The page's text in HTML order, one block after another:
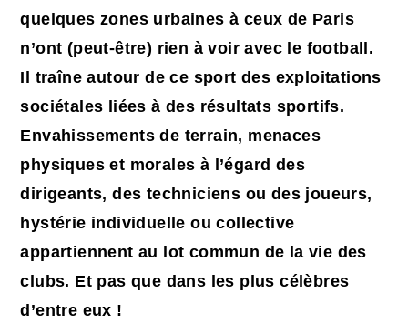
quelques zones urbaines à ceux de Paris
n’ont (peut-être) rien à voir avec le football.
Il traîne autour de ce sport des exploitations
sociétales liées à des résultats sportifs.
Envahissements de terrain, menaces
physiques et morales à l’égard des
dirigeants, des techniciens ou des joueurs,
hystérie individuelle ou collective
appartiennent au lot commun de la vie des
clubs. Et pas que dans les plus célèbres
d’entre eux !